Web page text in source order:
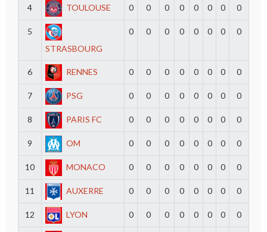
4 TOULOUSE 0 0 0 0 0 0 0 0
5
STRASBOURG
0 0 0 0 0 0 0 0
6 RENNES 0 0 0 0 0 0 0 0
7 PSG 0 0 0 0 0 0 0 0
8 PARIS FC 0 0 0 0 0 0 0 0
9 OM 0 0 0 0 0 0 0 0
10 MONACO 0 0 0 0 0 0 0 0
11 AUXERRE 0 0 0 0 0 0 0 0
12 LYON 0 0 0 0 0 0 0 0